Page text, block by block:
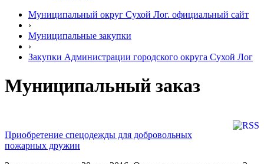
Муниципальный округ Сухой Лог. официальный сайт
›
Муниципальные закупки
›
Закупки Администрации городского округа Сухой Лог
Муниципальный заказ
Приобретение спецодежды для добровольных
пожарных дружин